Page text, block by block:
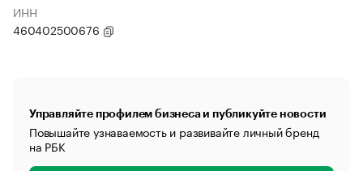
ИНН
460402500676
Управляйте профилем бизнеса и публикуйте новости
Повышайте узнаваемость и развивайте личный бренд
на РБК